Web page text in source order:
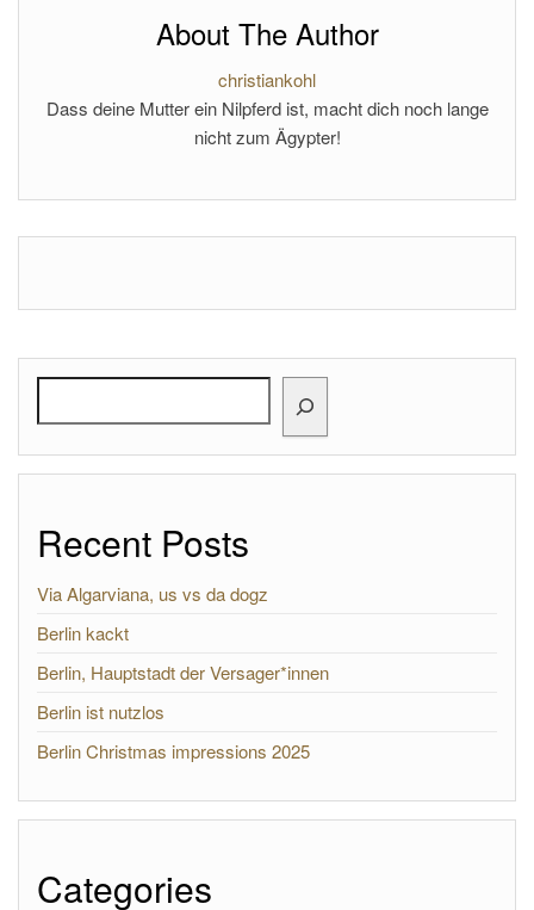
About The Author
christiankohl
Dass deine Mutter ein Nilpferd ist, macht dich noch lange
nicht zum Ägypter!
Recent Posts
Via Algarviana, us vs da dogz
Berlin kackt
Berlin, Hauptstadt der Versager*innen
Berlin ist nutzlos
Berlin Christmas impressions 2025
Categories